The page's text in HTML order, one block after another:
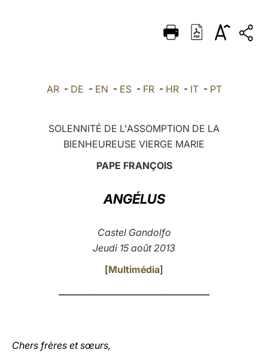
DEUTSCH
العربيّة
LATINE
AR- DE - EN - ES- FR- HR- IT- PT
SOLENNITÉ DE L'ASSOMPTION DE LA
BIENHEUREUSE VIERGE MARIE
PAPE FRANÇOIS
ANGÉLUS
Castel Gandolfo
Jeudi 15 août 2013
[Multimédia]
Chers frères et sœurs,